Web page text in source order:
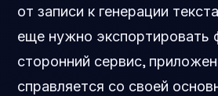
от записи к генерации
еще нужно экспортировать
сторонний сервис,
справляется со своей